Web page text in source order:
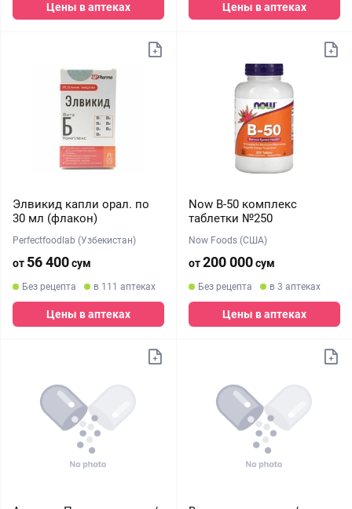
Цены в аптеках Цены в аптеках
Элвикид капли орал. по
30 мл (флакон)
Perfectfoodlab (Узбекистан)
от 56 400сум
Без рецепта в 111 аптеках
Цены в аптеках
Now В-50 комплекс
таблетки №250
Now Foods (США)
от200 000сум
Без рецепта в 3 аптеках
Цены в аптеках